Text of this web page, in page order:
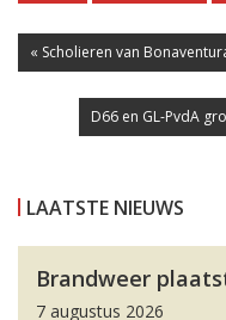
« Scholieren van
D66 en GL-PvdA
LAATSTE NIEUWS
Brandweer
7 augustus 2026